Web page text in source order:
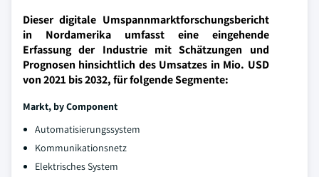
Dieser digitale Umspannmarktforschungsbericht
in Nordamerika umfasst eine eingehende
Erfassung der Industrie mit Schätzungen und
Prognosen hinsichtlich des Umsatzes in Mio. USD
von 2021 bis 2032, für folgende Segmente:
Markt, by Component
Automatisierungssystem
Kommunikationsnetz
Elektrisches System